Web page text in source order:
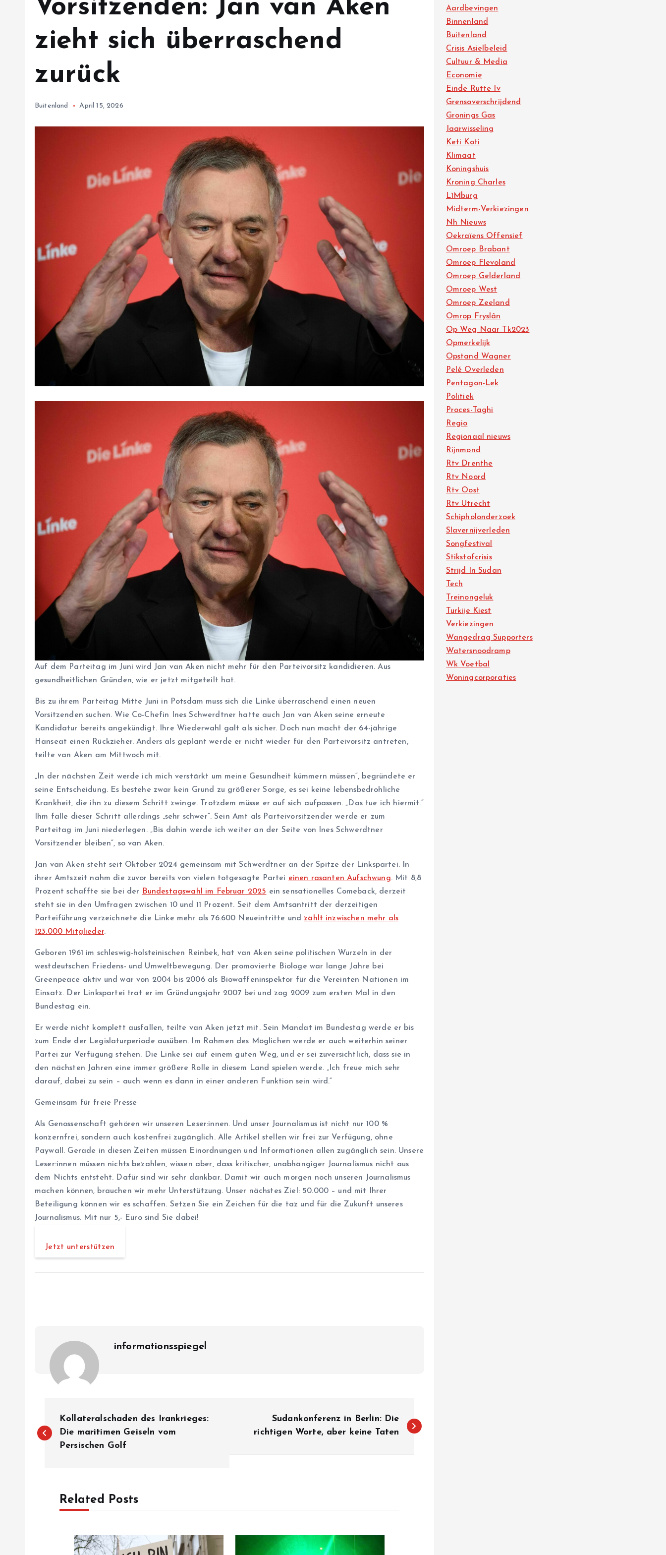
Vorsitzenden: Jan van Aken
zieht sich überraschend
zurück
Buitenland April 15, 2026
Auf dem Parteitag im Juni wird Jan van Aken nicht mehr für den Parteivorsitz kandidieren. Aus
gesundheitlichen Gründen, wie er jetzt mitgeteilt hat.
Bis zu ihrem Parteitag Mitte Juni in Potsdam muss sich die Linke überraschend einen neuen
Vorsitzenden suchen. Wie Co-Chefin Ines Schwerdtner hatte auch Jan van Aken seine erneute
Kandidatur bereits angekündigt. Ihre Wiederwahl galt als sicher. Doch nun macht der 64-jährige
Hanseat einen Rückzieher. Anders als geplant werde er nicht wieder für den Parteivorsitz antreten,
teilte van Aken am Mittwoch mit.
„In der nächsten Zeit werde ich mich verstärkt um meine Gesundheit kümmern müssen“, begründete er
seine Entscheidung. Es bestehe zwar kein Grund zu größerer Sorge, es sei keine lebensbedrohliche
Krankheit, die ihn zu diesem Schritt zwinge. Trotzdem müsse er auf sich aufpassen. „Das tue ich hiermit.“
Ihm falle dieser Schritt allerdings „sehr schwer“. Sein Amt als Parteivorsitzender werde er zum
Parteitag im Juni niederlegen. „Bis dahin werde ich weiter an der Seite von Ines Schwerdtner
Vorsitzender bleiben“, so van Aken.
Jan van Aken steht seit Oktober 2024 gemeinsam mit Schwerdtner an der Spitze der Linkspartei. In
ihrer Amtszeit nahm die zuvor bereits von vielen totgesagte Partei einen rasanten Aufschwung. Mit 8,8
Prozent schaffte sie bei der Bundestagswahl im Februar 2025 ein sensationelles Comeback, derzeit
steht sie in den Umfragen zwischen 10 und 11 Prozent. Seit dem Amtsantritt der derzeitigen
Parteiführung verzeichnete die Linke mehr als 76.600 Neueintritte und zählt inzwischen mehr als
123.000 Mitglieder.
Geboren 1961 im schleswig-holsteinischen Reinbek, hat van Aken seine politischen Wurzeln in der
westdeutschen Friedens- und Umweltbewegung. Der promovierte Biologe war lange Jahre bei
Greenpeace aktiv und war von 2004 bis 2006 als Biowaffeninspektor für die Vereinten Nationen im
Einsatz. Der Linkspartei trat er im Gründungsjahr 2007 bei und zog 2009 zum ersten Mal in den
Bundestag ein.
Er werde nicht komplett ausfallen, teilte van Aken jetzt mit. Sein Mandat im Bundestag werde er bis
zum Ende der Legislaturperiode ausüben. Im Rahmen des Möglichen werde er auch weiterhin seiner
Partei zur Verfügung stehen. Die Linke sei auf einem guten Weg, und er sei zuversichtlich, dass sie in
den nächsten Jahren eine immer größere Rolle in diesem Land spielen werde. „Ich freue mich sehr
darauf, dabei zu sein – auch wenn es dann in einer anderen Funktion sein wird.“
Gemeinsam für freie Presse
Als Genossenschaft gehören wir unseren Leser:innen. Und unser Journalismus ist nicht nur 100 %
konzernfrei, sondern auch kostenfrei zugänglich. Alle Artikel stellen wir frei zur Verfügung, ohne
Paywall. Gerade in diesen Zeiten müssen Einordnungen und Informationen allen zugänglich sein. Unsere
Leser:innen müssen nichts bezahlen, wissen aber, dass kritischer, unabhängiger Journalismus nicht aus
dem Nichts entsteht. Dafür sind wir sehr dankbar. Damit wir auch morgen noch unseren Journalismus
machen können, brauchen wir mehr Unterstützung. Unser nächstes Ziel: 50.000 – und mit Ihrer
Beteiligung können wir es schaffen. Setzen Sie ein Zeichen für die taz und für die Zukunft unseres
Journalismus. Mit nur 5,- Euro sind Sie dabei!
Jetzt unterstützen
informationsspiegel
o
Kollateralschaden des Irankrieges:
Die maritimen Geiseln vom
Persischen Golf
Sudankonferenz in Berlin: Die
richtigen Worte, aber keine Taten
Related Posts
Aardbevingen
Binnenland
Buitenland
Crisis Asielbeleid
Cultuur & Media
Economie
Einde Rutte Iv
Grensoverschrijdend
Gronings Gas
Jaarwisseling
Keti Koti
Klimaat
Koningshuis
Kroning Charles
L1Mburg
Midterm-Verkiezingen
Nh Nieuws
Oekraïens Offensief
Omroep Brabant
Omroep Flevoland
Omroep Gelderland
Omroep West
Omroep Zeeland
Omrop Fryslân
Op Weg Naar Tk2023
Opmerkelijk
Opstand Wagner
Pelé Overleden
Pentagon-Lek
Politiek
Proces-Taghi
Regio
Regionaal nieuws
Rijnmond
Rtv Drenthe
Rtv Noord
Rtv Oost
Rtv Utrecht
Schipholonderzoek
Slavernijverleden
Songfestival
Stikstofcrisis
Strijd In Sudan
Tech
Treinongeluk
Turkije Kiest
Verkiezingen
Wangedrag Supporters
Watersnoodramp
Wk Voetbal
Woningcorporaties